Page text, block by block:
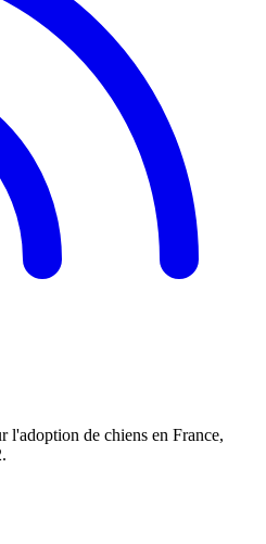
l'adoption de chiens en France,